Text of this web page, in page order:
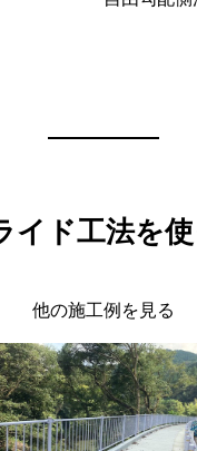
イド工法を
他の施工例を見る